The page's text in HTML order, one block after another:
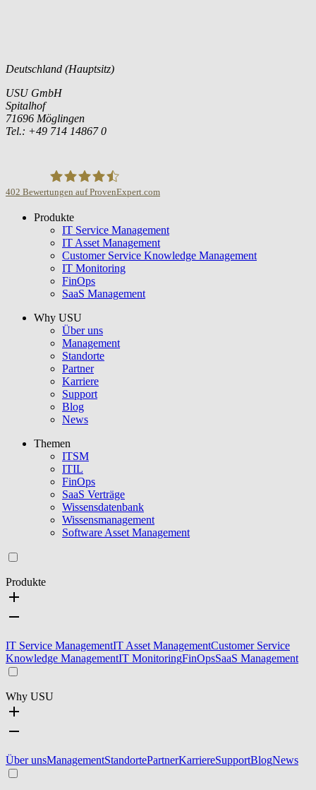
Deutschland (Hauptsitz)
USU GmbH
Spitalhof
71696 Möglingen
Tel.: +49 714 14867 0
USU GmbH
402 Bewertungen auf ProvenExpert.com
Produkte
IT Service Management
IT Asset Management
Customer Service Knowledge Management
IT Monitoring
FinOps
SaaS Management
Why USU
Über uns
Management
Standorte
Partner
Karriere
Support
Blog
News
Themen
ITSM
ITIL
FinOps
SaaS Verträge
Wissensdatenbank
Wissensmanagement
Software Asset Management
Produkte
IT Service ManagementIT Asset ManagementCustomer Service
Knowledge ManagementIT MonitoringFinOpsSaaS Management
Why USU
Über unsManagementStandortePartnerKarriereSupportBlogNews